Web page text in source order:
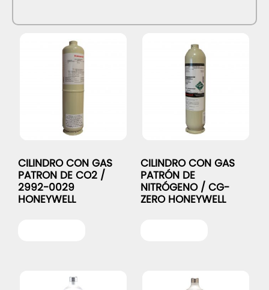
CILINDRO CON GAS
PATRON DE CO2 /
2992-0029
HONEYWELL
CILINDRO CON GAS
PATRÓN DE
NITRÓGENO / CG-
ZERO HONEYWELL